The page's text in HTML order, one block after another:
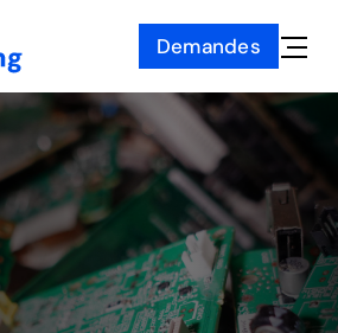
Demandes
Toggle